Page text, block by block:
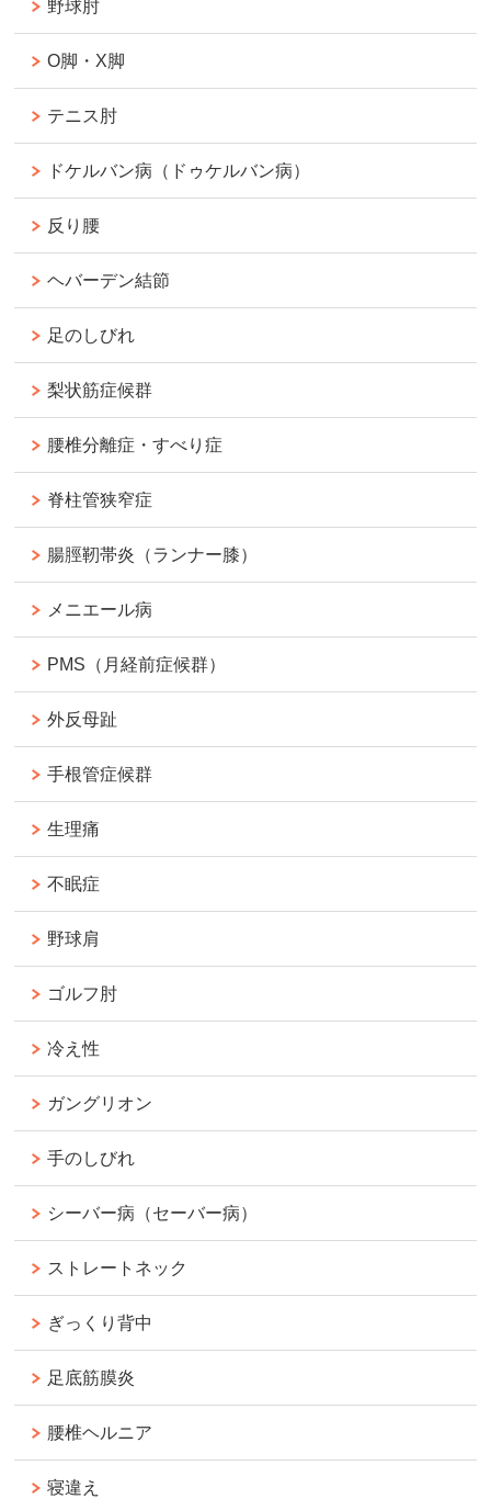
野球肘
O脚・X脚
テニス肘
ドケルバン病（ドゥケルバン病）
反り腰
ヘバーデン結節
足のしびれ
梨状筋症候群
腰椎分離症・すべり症
脊柱管狭窄症
腸脛靭帯炎（ランナー膝）
メニエール病
PMS（月経前症候群）
外反母趾
手根管症候群
生理痛
不眠症
野球肩
ゴルフ肘
冷え性
ガングリオン
手のしびれ
シーバー病（セーバー病）
ストレートネック
ぎっくり背中
足底筋膜炎
腰椎ヘルニア
寝違え